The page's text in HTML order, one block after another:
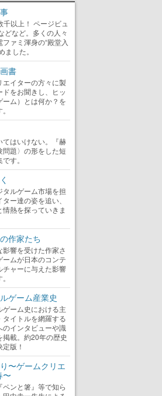
以上！ ページビュ
どなど。多くの人々
ァミ渾身の“殿堂入
ました。
書
エイターの方々に製
をお聞きし、ヒッ
ーム）とは何か？を
てはいけない。『赫
問題〉の形をした短
す。
タルゲーム市場を担
ー達の姿を追い、
熱を探っていきま
作家たち
響を受けた作家さ
ームが日本のコンテ
チャーに与えた影響
ゲーム産業史
ゲーム史における主
タイトルを網羅する
のインタビューや識
載。約20年の歴史
版！
〜ゲームクリエ
〜
ペンと箸』等で知ら